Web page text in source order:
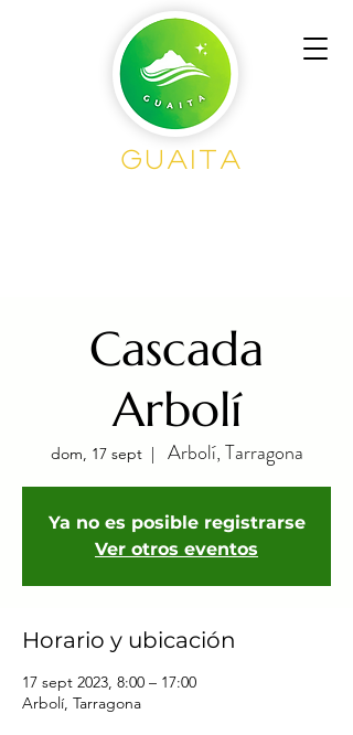
GUAITA
Cascada
Arbolí
dom, 17 sept
  |
Arbolí, Tarragona
Ya no es posible registrarse
Ver otros eventos
Horario y ubicación
17 sept 2023, 8:00 – 17:00
Arbolí, Tarragona